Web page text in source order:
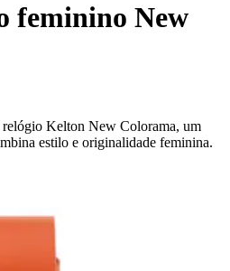
feminino New
relógio Kelton New Colorama, um
estilo e originalidade feminina.